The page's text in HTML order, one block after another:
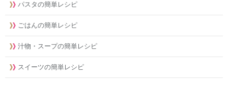
パスタの簡単レシピ
ごはんの簡単レシピ
汁物・スープの簡単レシピ
スイーツの簡単レシピ